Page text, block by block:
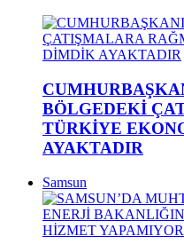
BÖLGEDEKİ
TÜRKİYE
AYAKTADIR
Samsun